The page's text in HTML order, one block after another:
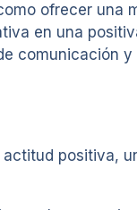
ofrecer una
en una
comunicación
positiva,